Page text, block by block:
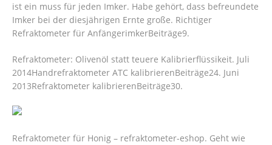
ist ein muss für jeden Imker. Habe gehört, dass befreundete
Imker bei der diesjährigen Ernte große. Richtiger
Refraktometer für AnfängerimkerBeiträge9.
Refraktometer: Olivenöl statt teuere Kalibrierflüssikeit. Juli
2014Handrefraktometer ATC kalibrierenBeiträge24. Juni
2013Refraktometer kalibrierenBeiträge30.
Refraktometer für Honig – refraktometer-eshop. Geht wie